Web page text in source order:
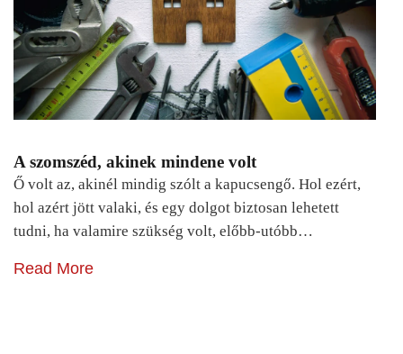
A szomszéd, akinek mindene volt
Ő volt az, akinél mindig szólt a kapucsengő. Hol ezért,
hol azért jött valaki, és egy dolgot biztosan lehetett
tudni, ha valamire szükség volt, előbb-utóbb…
Read More